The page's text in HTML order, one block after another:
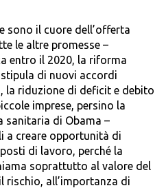
sono il cuore dell’offerta
le altre promesse –
entro il 2020, la riforma
di nuovi accordi
la riduzione di deficit e debito
imprese, persino la
sanitaria di Obama –
a creare opportunità di
di lavoro, perché la
soprattutto al valore del
rischio, all’importanza di